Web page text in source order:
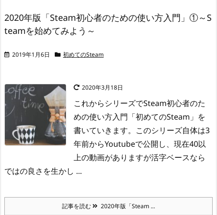
2020年版「Steam初心者のための使い方入門」①～S
teamを始めてみよう～
2019年1月6日 初めてのSteam
2020年3月18日
これからシリーズでSteam初心者のた
めの使い方入門「初めてのSteam」を
書いていきます。 このシリーズ自体は3
年前からYoutubeで公開し、現在40以
上の動画がありますが活字ベースなら
ではの良さを生かし ...
記事を読む 2020年版「Steam ...